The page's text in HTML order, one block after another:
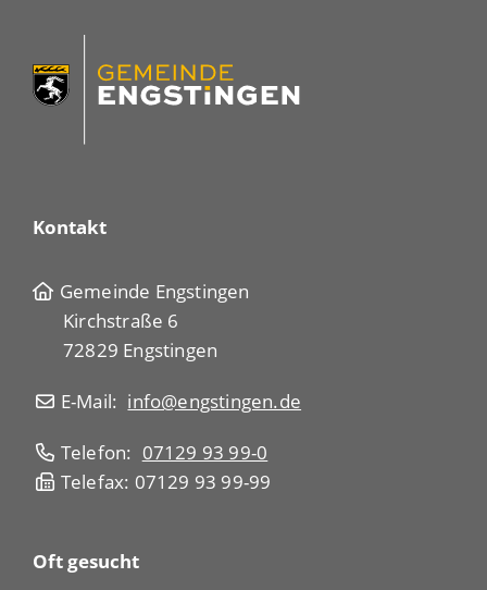
Kontakt
Gemeinde Engstingen
Kirchstraße 6
72829 Engstingen
E-Mail: info@engstingen.de
Telefon: 07129 93 99-0
Telefax: 07129 93 99-99
Oft gesucht